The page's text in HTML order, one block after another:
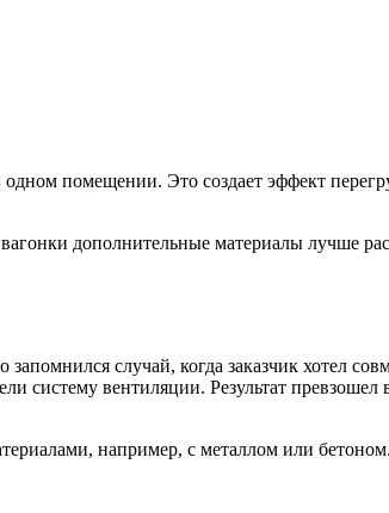
помещении. Это создает эффект
дополнительные материалы лучше
случай, когда заказчик хотел
систему вентиляции. Результат превзошел
например, с металлом или